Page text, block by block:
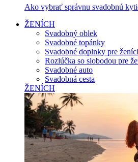
Ako vybrať správnu svadobnú
ŽENÍCH
Svadobný oblek
Svadobné topánky
Svadobné doplnky pre
Rozlúčka so slobodou pre
Svadobné auto
Svadobná cesta
ŽENÍCH